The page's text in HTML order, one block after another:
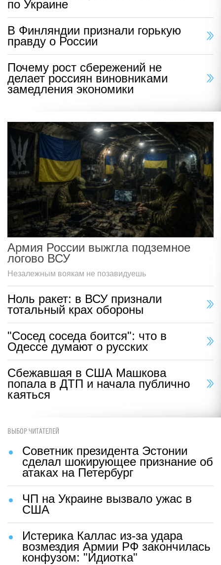
по Украине
В Финляндии признали горькую
правду о России
Почему рост сбережений не
делает россиян виновниками
замедления экономики
Армия России выжгла подземное
логово ВСУ
Незалежным воякам не позавидуешь
Ноль ракет: в ВСУ признали
тотальный крах обороны
"Сосед соседа боится": что в
Одессе думают о русских
Сбежавшая в США Машкова
попала в ДТП и начала публично
каяться
ВЫБОР ЧИТАТЕЛЕЙ
Советник президента Эстонии
сделал шокирующее признание об
атаках на Петербург
ЧП на Украине вызвало ужас в
США
Истерика Каллас из-за удара
возмездия Армии РФ закончилась
конфузом: "Идиотка"